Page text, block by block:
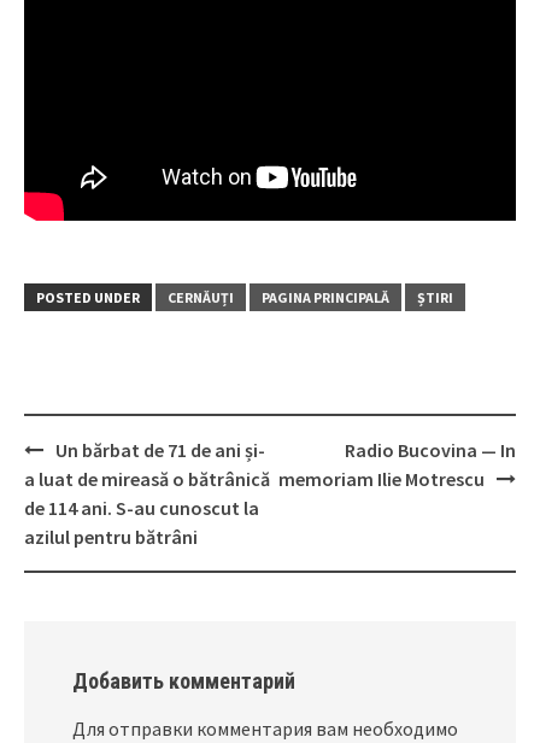
POSTED UNDER CERNĂUȚI PAGINA PRINCIPALĂ ȘTIRI
Post
navigation
Un bărbat de 71 de ani și-
a luat de mireasă o bătrânică
de 114 ani. S-au cunoscut la
azilul pentru bătrâni
Radio Bucovina — In
memoriam Ilie Motrescu
Добавить комментарий
Для отправки комментария вам необходимо